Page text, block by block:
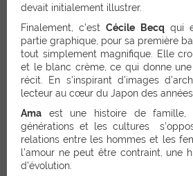
devait initialement illustrer.
Finalement, c’estCécile Becq qui
partie graphique, pour sa première
tout simplement magnifique. Elle
et le blanc crème, ce qui donne
récit. En s’inspirant d’images
lecteur au cœur du Japon des années
Ama est une histoire de famille,
générations et les cultures
relations entre les hommes et les
l’amour ne peut être contraint, une
d’évolution.